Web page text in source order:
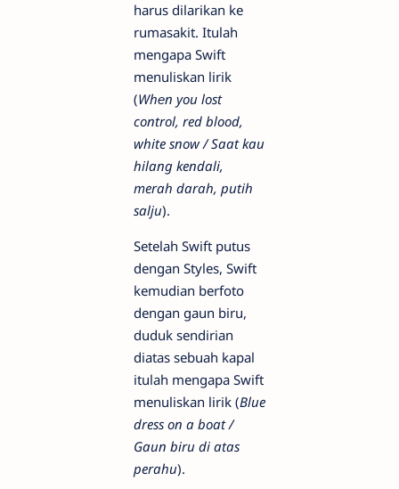
harus dilarikan ke
rumasakit. Itulah
mengapa Swift
menuliskan lirik
(Whеn you lost
control, red blood,
white snow / Saat kau
hilang kendali,
merah darah, putih
salju).
Setelah Swift putus
dengan Styles, Swift
kemudian berfoto
dengan gaun biru,
duduk sendirian
diatas sebuah kapal
itulah mengapa Swift
menuliskan lirik (Blue
dress on a boat /
Gaun biru di atas
perahu).